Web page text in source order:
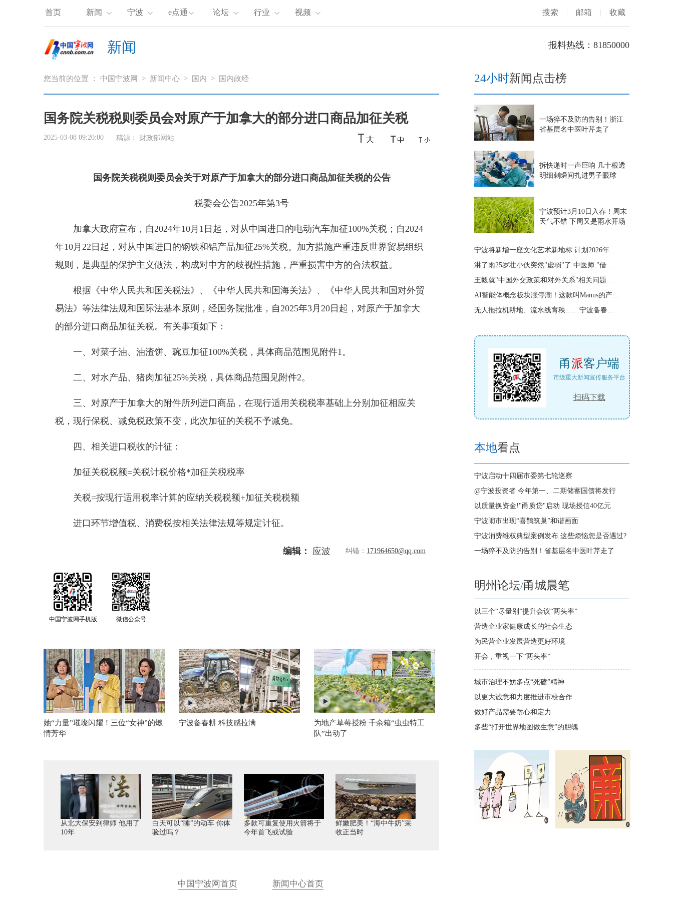
首页 新闻 宁波 e点通 论坛 行业 视频 搜索 | 邮箱 | 收藏
新闻 报料热线：81850000
您当前的位置 ： 中国宁波网 > 新闻中心 > 国内 > 国内政经
国务院关税税则委员会对原产于加拿大的部分进口商品加征关税
2025-03-08 09:20:00 稿源： 财政部网站
国务院关税税则委员会关于对原产于加拿大的部分进口商品加征关税的公告
税委会公告2025年第3号
加拿大政府宣布，自2024年10月1日起，对从中国进口的电动汽车加征100%关税；自2024
年10月22日起，对从中国进口的钢铁和铝产品加征25%关税。加方措施严重违反世界贸易组织
规则，是典型的保护主义做法，构成对中方的歧视性措施，严重损害中方的合法权益。
根据《中华人民共和国关税法》、《中华人民共和国海关法》、《中华人民共和国对外贸
易法》等法律法规和国际法基本原则，经国务院批准，自2025年3月20日起，对原产于加拿大
的部分进口商品加征关税。有关事项如下：
一、对菜子油、油渣饼、豌豆加征100%关税，具体商品范围见附件1。
二、对水产品、猪肉加征25%关税，具体商品范围见附件2。
三、对原产于加拿大的附件所列进口商品，在现行适用关税税率基础上分别加征相应关
税，现行保税、减免税政策不变，此次加征的关税不予减免。
四、相关进口税收的计征：
加征关税税额=关税计税价格*加征关税税率
关税=按现行适用税率计算的应纳关税税额+加征关税税额
进口环节增值税、消费税按相关法律法规等规定计征。
编辑： 应波 纠错： 171964650@qq.com
中国宁波网手机版 微信公众号
她“力量”璀璨闪耀！三位“女神”的燃
情芳华
宁波备春耕 科技感拉满
为地产草莓授粉 千余箱“虫虫特工
队”出动了
从北大保安到律师 他用了
10年
白天可以“睡”的动车 你体
验过吗？
多款可重复使用火箭将于
今年首飞或试验
鲜嫩肥美！“海中牛奶”采
收正当时
中国宁波网首页 新闻中心首页
24小时新闻点击榜
一场猝不及防的告别！浙江
省基层名中医叶芹走了
拆快递时一声巨响 几十根透
明细刺瞬间扎进男子眼球
宁波预计3月10日入春！周末
天气不错 下周又是雨水开场
宁波将新增一座文化艺术新地标 计划2026年...
淋了雨25岁壮小伙突然"虚弱"了 中医师:"借...
王毅就"中国外交政策和对外关系"相关问题...
AI智能体概念板块涨停潮！这款叫Manus的产...
无人拖拉机耕地、流水线育秧……宁波备春...
甬派客户端
市级重大新闻宣传服务平台
扫码下载
本地看点
宁波启动十四届市委第七轮巡察
@宁波投资者 今年第一、二期储蓄国债将发行
以质量换资金!"甬质贷"启动 现场授信40亿元
宁波闹市出现“喜鹊筑巢”和谐画面
宁波消费维权典型案例发布 这些烦恼您是否遇过?
一场猝不及防的告别！省基层名中医叶芹走了
明州论坛/甬城晨笔
以三个“尽量别”提升会议“两头率”
营造企业家健康成长的社会生态
为民营企业发展营造更好环境
开会，重视一下“两头率”
城市治理不妨多点“死磕”精神
以更大诚意和力度推进市校合作
做好产品需要耐心和定力
多些“打开世界地图做生意”的胆魄